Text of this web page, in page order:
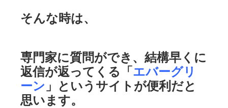
そんな時は、
専門家に質問ができ、結構早くに
返信が返ってくる「エバーグリ
ーン 」というサイトが便利だと
思います。